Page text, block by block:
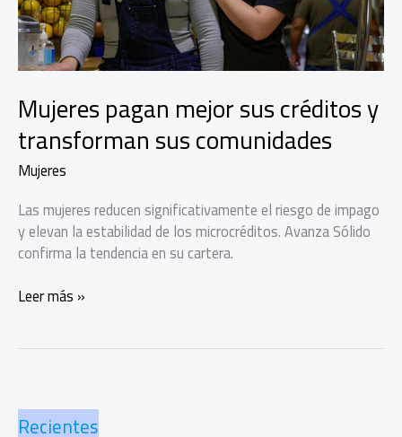
Mujeres pagan mejor sus créditos y
transforman sus comunidades
Mujeres
Las mujeres reducen significativamente el riesgo de impago
y elevan la estabilidad de los microcréditos. Avanza Sólido
confirma la tendencia en su cartera.
Mujeres
y
transforman
Leer más »
Recientes